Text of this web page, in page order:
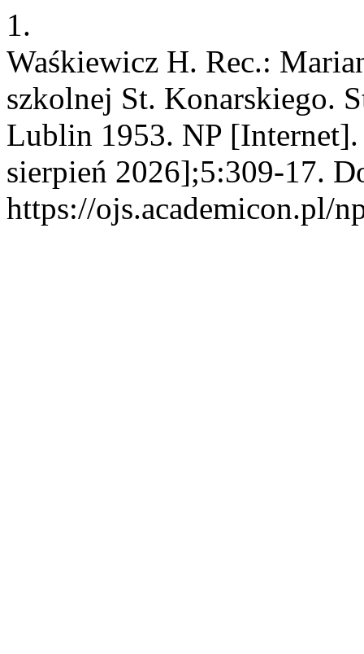
1.
Waśkiewicz H. Rec.:
szkolnej St. Konarskiego.
Lublin 1953. NP
sierpień 2026];5:309-17.
https://ojs.academicon.pl/